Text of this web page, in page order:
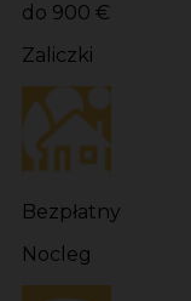
do 900 €
Zaliczki
Bezpłatny
Nocleg